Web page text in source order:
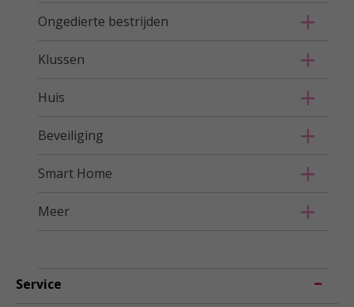
Ongedierte bestrijden
Klussen
Huis
Beveiliging
Smart Home
Meer
Service